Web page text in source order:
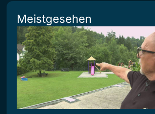
Meistgesehen